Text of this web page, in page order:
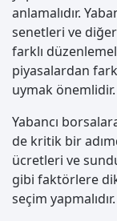
anlamalıdır.
senetleri ve
farklı
piyasalardan
uymak önemlidir.
Yabancı
de kritik bir
ücretleri ve
gibi faktörlere
seçim yapmalıdır.